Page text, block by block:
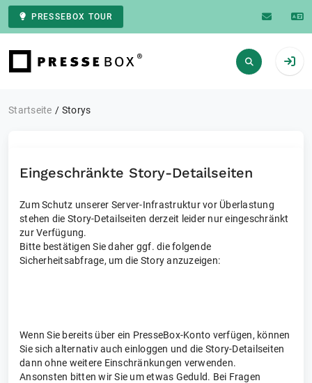
PRESSEBOX TOUR
Zur Startseite
Startseite Storys
Eingeschränkte Story-Detailseiten
Zum Schutz unserer Server-Infrastruktur vor Überlastung
stehen die Story-Detailseiten derzeit leider nur eingeschränkt
zur Verfügung.
Bitte bestätigen Sie daher ggf. die folgende
Sicherheitsabfrage, um die Story anzuzeigen:
Wenn Sie bereits über ein PresseBox-Konto verfügen, können
Sie sich alternativ auch einloggen und die Story-Detailseiten
dann ohne weitere Einschränkungen verwenden.
Ansonsten bitten wir Sie um etwas Geduld. Bei Fragen